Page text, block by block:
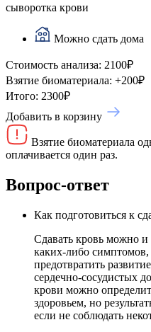
сыворотка крови
Можно сдать дома
Стоимость анализа: 2100₽
Взятие биоматериала: +200₽
Итого: 2300₽
Добавить в корзину
Взятие биоматериала
оплачивается один раз.
Вопрос-ответ
Как подготовиться к
Сдавать кровь можно
каких-либо
предотвратить
сердечно-сосудистых
крови можно
здоровьем, но
если не соблюдать